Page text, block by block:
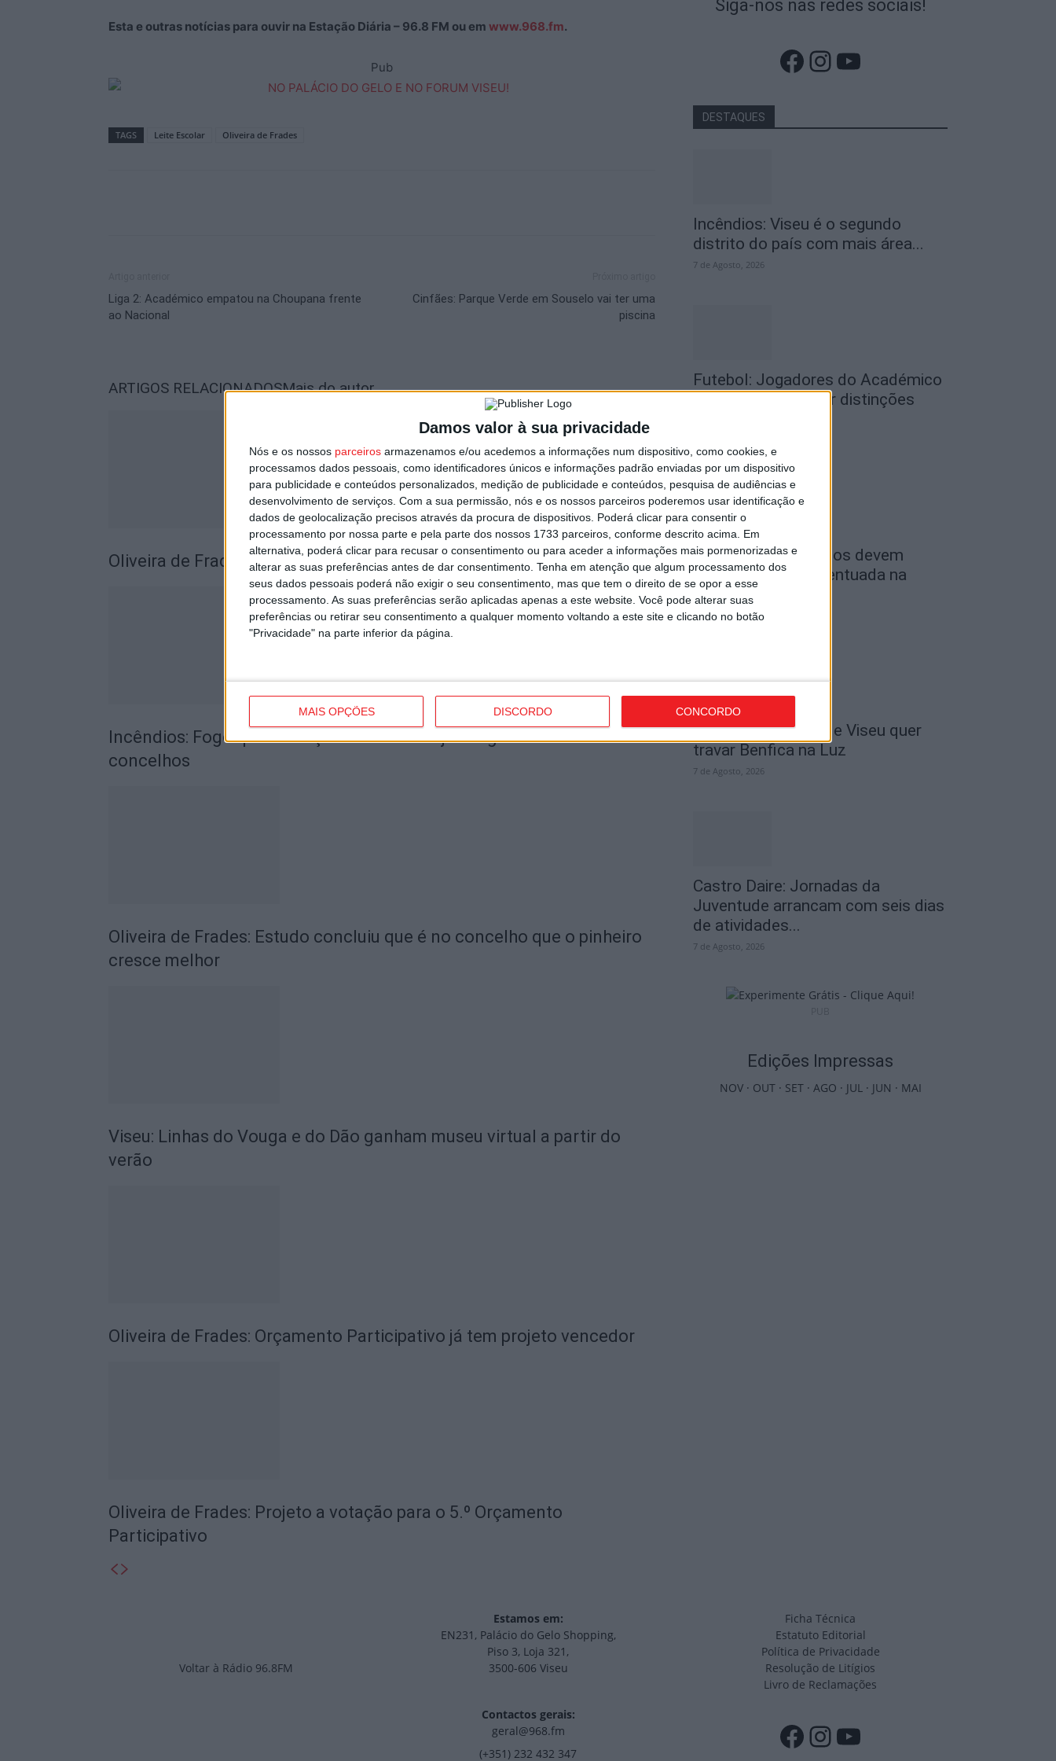
Damos valor à sua privacidade
Nós e os nossos parceiros armazenamos e/ou acedemos a informações num dispositivo, como cookies, e
processamos dados pessoais, como identificadores únicos e informações padrão enviadas por um dispositivo
para publicidade e conteúdos personalizados, medição de publicidade e conteúdos, pesquisa de audiências e
desenvolvimento de serviços. Com a sua permissão, nós e os nossos parceiros poderemos usar identificação e
dados de geolocalização precisos através da procura de dispositivos. Poderá clicar para consentir o
processamento por nossa parte e pela parte dos nossos 1733 parceiros, conforme descrito acima. Em
alternativa, poderá clicar para recusar o consentimento ou para aceder a informações mais pormenorizadas e
alterar as suas preferências antes de dar consentimento. Tenha em atenção que algum processamento dos
seus dados pessoais poderá não exigir o seu consentimento, mas que tem o direito de se opor a esse
processamento. As suas preferências serão aplicadas apenas a este website. Você pode alterar suas
preferências ou retirar seu consentimento a qualquer momento voltando a este site e clicando no botão
"Privacidade" na parte inferior da página.
MAIS OPÇÕES DISCORDO CONCORDO
Esta e outras notícias para ouvir na Estação Diária – 96.8 FM ou em www.968.fm.
Pub
TAGS Leite Escolar Oliveira de Frades
Liga 2: Académico empatou na Choupana frente
ao Nacional
Cinfães: Parque Verde em Souselo vai ter uma
piscina
ARTIGOS RELACIONADOSMais do autor
Oliveira de Frades: Acidente mortal na A25
Incêndios: Fogo que começou em Vouzela já chegou a mais
concelhos
Oliveira de Frades: Estudo concluiu que é no concelho que o pinheiro
cresce melhor
Viseu: Linhas do Vouga e do Dão ganham museu virtual a partir do
verão
Oliveira de Frades: Orçamento Participativo já tem projeto vencedor
Oliveira de Frades: Projeto a votação para o 5.º Orçamento
Participativo
Siga-nos nas redes sociais!
Facebook
Instagram
YouTube
DESTAQUES
Incêndios: Viseu é o segundo
distrito do país com mais área...
7 de Agosto, 2026
Futebol: Jogadores do Académico
e Tondela vão exibir distinções
Combustíveis: Preços devem
baixar de forma acentuada na
próxima semana
7 de Agosto, 2026
I Liga: Académico de Viseu quer
travar Benfica na Luz
7 de Agosto, 2026
Castro Daire: Jornadas da
Juventude arrancam com seis dias
de atividades...
7 de Agosto, 2026
Edições Impressas
NOV· OUT· SET· AGO · JUL· JUN · MAI
Voltar à Rádio 96.8FM
Estamos em:
EN231, Palácio do Gelo Shopping,
Piso 3, Loja 321,
3500-606 Viseu
Contactos gerais:
geral@968.fm
(+351) 232 432 347
Ficha Técnica
Estatuto Editorial
Política de Privacidade
Resolução de Litígios
Livro de Reclamações
Facebook
Instagram
YouTube